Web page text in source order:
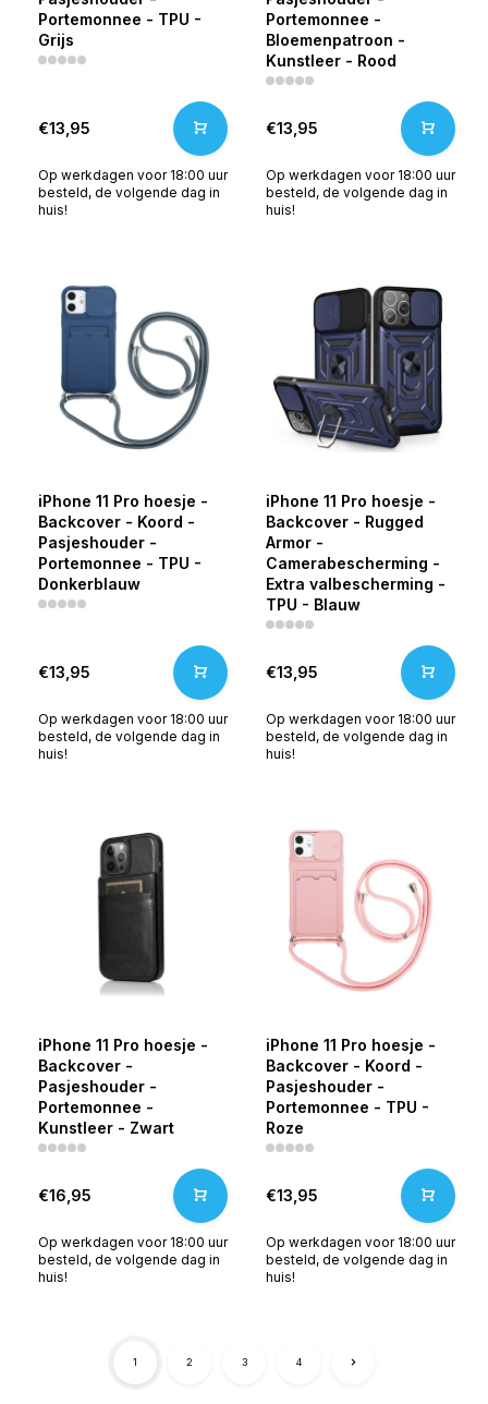
Portemonnee - TPU -
Grijs
€13,95
Op werkdagen voor 18:00 uur
besteld, de volgende dag in
huis!
Portemonnee -
Bloemenpatroon -
Kunstleer - Rood
€13,95
Op werkdagen voor 18:00 uur
besteld, de volgende dag in
huis!
iPhone 11 Pro hoesje -
Backcover - Koord -
Pasjeshouder -
Portemonnee - TPU -
Donkerblauw
€13,95
Op werkdagen voor 18:00 uur
besteld, de volgende dag in
huis!
iPhone 11 Pro hoesje -
Backcover - Rugged
Armor -
Camerabescherming -
Extra valbescherming -
TPU - Blauw
€13,95
Op werkdagen voor 18:00 uur
besteld, de volgende dag in
huis!
iPhone 11 Pro hoesje -
Backcover -
Pasjeshouder -
Portemonnee -
Kunstleer - Zwart
€16,95
Op werkdagen voor 18:00 uur
besteld, de volgende dag in
huis!
iPhone 11 Pro hoesje -
Backcover - Koord -
Pasjeshouder -
Portemonnee - TPU -
Roze
€13,95
Op werkdagen voor 18:00 uur
besteld, de volgende dag in
huis!
1 2 3 4